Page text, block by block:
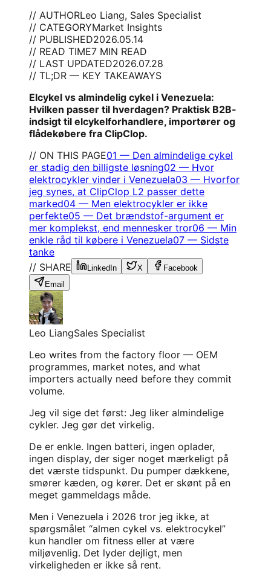
// AUTHORLeo Liang, Sales Specialist
// CATEGORYMarket Insights
// PUBLISHED2026.05.14
// READ TIME7 MIN READ
// LAST UPDATED2026.07.28
// TL;DR — KEY TAKEAWAYS
Elcykel vs almindelig cykel i Venezuela:
Hvilken passer til hverdagen? Praktisk B2B-
indsigt til elcykelforhandlere, importører og
flådekøbere fra ClipClop.
// ON THIS PAGE01 — Den almindelige cykel
er stadig den billigste løsning02 — Hvor
elektrocykler vinder i Venezuela03 — Hvorfor
jeg synes, at ClipClop L2 passer dette
marked04 — Men elektrocykler er ikke
perfekte05 — Det brændstof-argument er
mer komplekst, end mennesker tror06 — Min
enkle råd til købere i Venezuela07 — Sidste
tanke
// SHARE
LinkedIn X
Facebook
Email
Leo LiangSales Specialist
Leo writes from the factory floor — OEM
programmes, market notes, and what
importers actually need before they commit
volume.
Jeg vil sige det først: Jeg liker almindelige
cykler. Jeg gør det virkelig.
De er enkle. Ingen batteri, ingen oplader,
ingen display, der siger noget mærkeligt på
det værste tidspunkt. Du pumper dækkene,
smører kæden, og kører. Det er skønt på en
meget gammeldags måde.
Men i Venezuela i 2026 tror jeg ikke, at
spørgsmålet “almen cykel vs. elektrocykel”
kun handler om fitness eller at være
miljøvenlig. Det lyder dejligt, men
virkeligheden er ikke så rent.